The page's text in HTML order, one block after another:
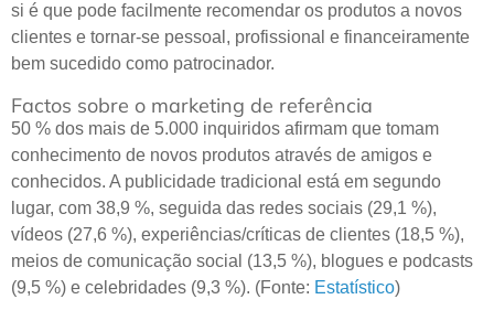
si é que pode facilmente recomendar os produtos a novos
clientes e tornar-se pessoal, profissional e financeiramente
bem sucedido como patrocinador.
Factos sobre o marketing de referência
50 % dos mais de 5.000 inquiridos afirmam que tomam
conhecimento de novos produtos através de amigos e
conhecidos. A publicidade tradicional está em segundo
lugar, com 38,9 %, seguida das redes sociais (29,1 %),
vídeos (27,6 %), experiências/críticas de clientes (18,5 %),
meios de comunicação social (13,5 %), blogues e podcasts
(9,5 %) e celebridades (9,3 %). (Fonte: Estatístico)